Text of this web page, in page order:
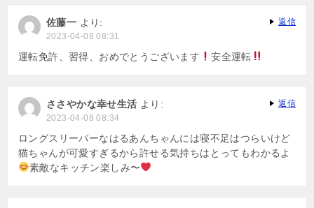
佐藤一 より:
2023-04-08 08:31
運転免許、習得、おめでとうございます 安全運転
返信
ささやかな幸せ生活 より:
2023-04-08 08:34
ロングスリーパーなはるあんちゃんには寝不足はつらいけど
猫ちゃんが可愛すぎるから許せる気持ちはとってもわかるよ
素敵なキッチン楽しみ〜
返信